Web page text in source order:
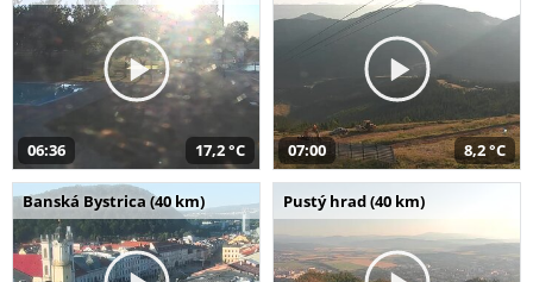
06:36 17,2 °C 07:00 8,2 °C
Banská Bystrica (40 km) Pustý hrad (40 km)